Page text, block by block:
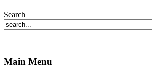
Search
Main Menu